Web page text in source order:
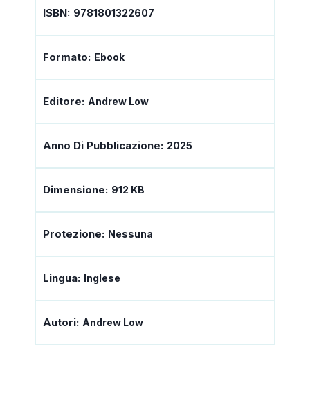
ISBN: 9781801322607
Formato: Ebook
Editore: Andrew Low
Anno Di Pubblicazione: 2025
Dimensione: 912 KB
Protezione: Nessuna
Lingua: Inglese
Autori: Andrew Low